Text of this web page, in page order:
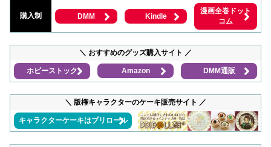
購入制 DMM Kindle
漫画全巻ドット
コム
＼ おすすめのグッズ購入サイト ／
ホビーストック Amazon DMM通販
＼ 版権キャラクターのケーキ販売サイト ／
キャラクターケーキはプリロール